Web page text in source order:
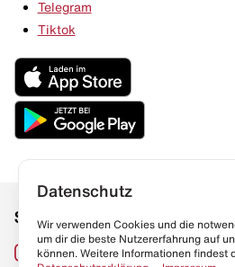
Telegram
Tiktok
Social Media
Instagram
Datenschutz
Wir verwenden Cookies und die
um dir die beste Nutzererfahrung auf
können. Weitere Informationen findest